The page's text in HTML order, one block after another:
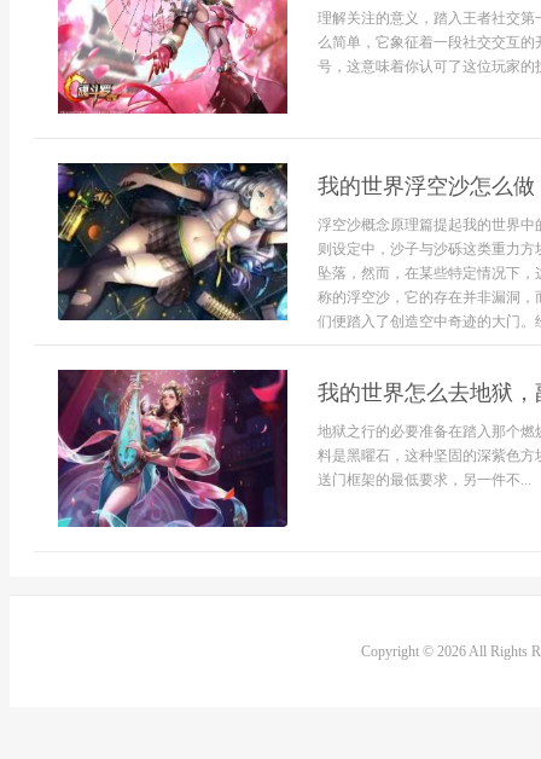
理解关注的意义，踏入王者社交
么简单，它象征着一段社交交互
号，这意味着你认可了这位玩家
我的世界浮空沙怎么
浮空沙概念原理篇提起我的世界
则设定中，沙子与沙砾这类重力
坠落，然而，在某些特定情况下
称的浮空沙，它的存在并非漏洞
们便踏入了创造空中奇迹的大门
我的世界怎么去地狱
地狱之行的必要准备在踏入那个
料是黑曜石，这种坚固的深紫色
送门框架的最低要求，另一件不...
Copyright © 2026 All Rights